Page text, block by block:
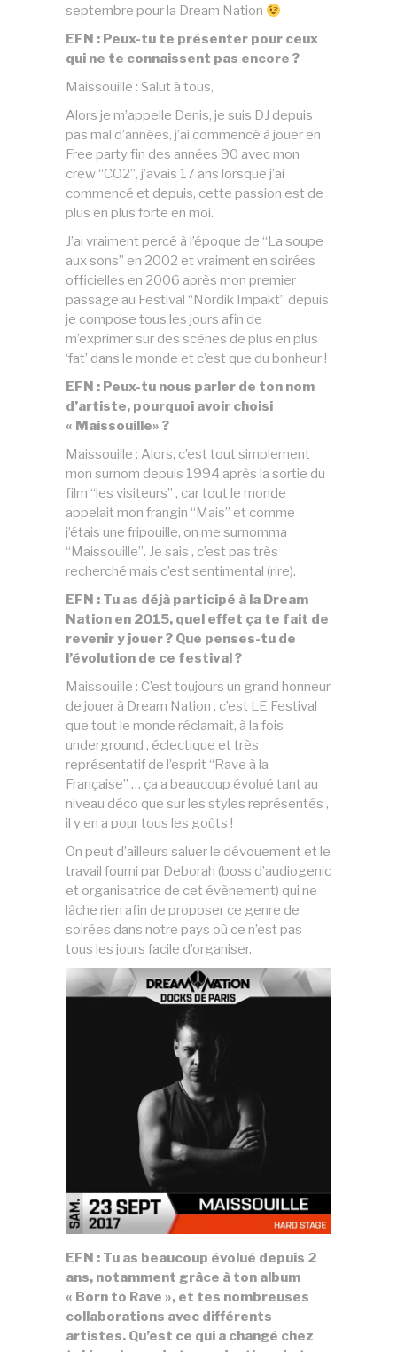
septembre pour la Dream Nation
EFN : Peux-tu te présenter pour ceux
qui ne te connaissent pas encore ?
Maissouille : Salut à tous,
Alors je m’appelle Denis, je suis DJ depuis
pas mal d’années, j’ai commencé à jouer en
Free party fin des années 90 avec mon
crew “CO2”, j’avais 17 ans lorsque j’ai
commencé et depuis, cette passion est de
plus en plus forte en moi.
J’ai vraiment percé à l’époque de “La soupe
aux sons” en 2002 et vraiment en soirées
officielles en 2006 après mon premier
passage au Festival “Nordik Impakt” depuis
je compose tous les jours afin de
m’exprimer sur des scènes de plus en plus
‘fat’ dans le monde et c’est que du bonheur !
EFN : Peux-tu nous parler de ton nom
d’artiste, pourquoi avoir choisi
« Maissouille» ?
Maissouille : Alors, c’est tout simplement
mon surnom depuis 1994 après la sortie du
film “les visiteurs” , car tout le monde
appelait mon frangin “Mais” et comme
j’étais une fripouille, on me surnomma
“Maissouille”. Je sais , c’est pas très
recherché mais c’est sentimental (rire).
EFN : Tu as déjà participé à la Dream
Nation en 2015, quel effet ça te fait de
revenir y jouer ? Que penses-tu de
l’évolution de ce festival ?
Maissouille : C’est toujours un grand honneur
de jouer à Dream Nation , c’est LE Festival
que tout le monde réclamait, à la fois
underground , éclectique et très
représentatif de l’esprit “Rave à la
Française” … ça a beaucoup évolué tant au
niveau déco que sur les styles représentés ,
il y en a pour tous les goûts !
On peut d’ailleurs saluer le dévouement et le
travail fourni par Deborah (boss d’audiogenic
et organisatrice de cet évènement) qui ne
lâche rien afin de proposer ce genre de
soirées dans notre pays où ce n’est pas
tous les jours facile d’organiser.
EFN : Tu as beaucoup évolué depuis 2
ans, notamment grâce à ton album
« Born to Rave », et tes nombreuses
collaborations avec différents
artistes. Qu’est ce qui a changé chez